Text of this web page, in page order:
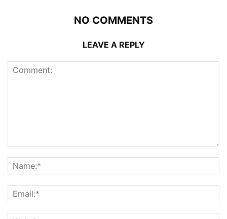
NO COMMENTS
LEAVE A REPLY